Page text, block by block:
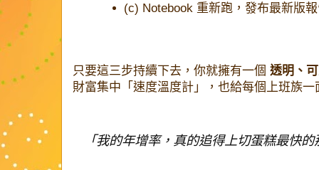
(c) Notebook 重新跑，發布最新版
只要這三步持續下去，你就擁有一個 透明、
財富集中「速度溫度計」，也給每個上班族一
「我的年增率，真的追得上切蛋糕最快